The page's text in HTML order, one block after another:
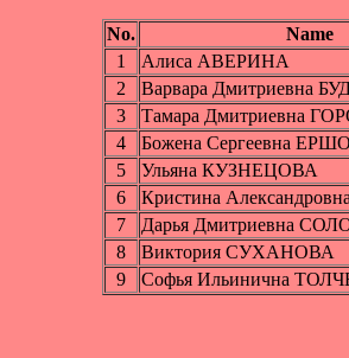
No.
Name
1
Алиса АВЕРИНА
2
Варвара Дмитриевна
3
Тамара Дмитриевна
4
Божена Сергеевна
5
Ульяна КУЗНЕЦОВА
6
Кристина
7
Дарья Дмитриевна
8
Виктория СУХАНОВА
9
Софья Ильинична